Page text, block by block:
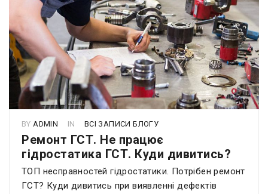
BY ADMIN IN ВСІ ЗАПИСИ БЛОГУ
Ремонт ГСТ. Не працює
гідростатика ГСТ. Куди дивитись?
ТОП несправностей гідростатики. Потрібен ремонт
ГСТ? Куди дивитись при виявленні дефектів